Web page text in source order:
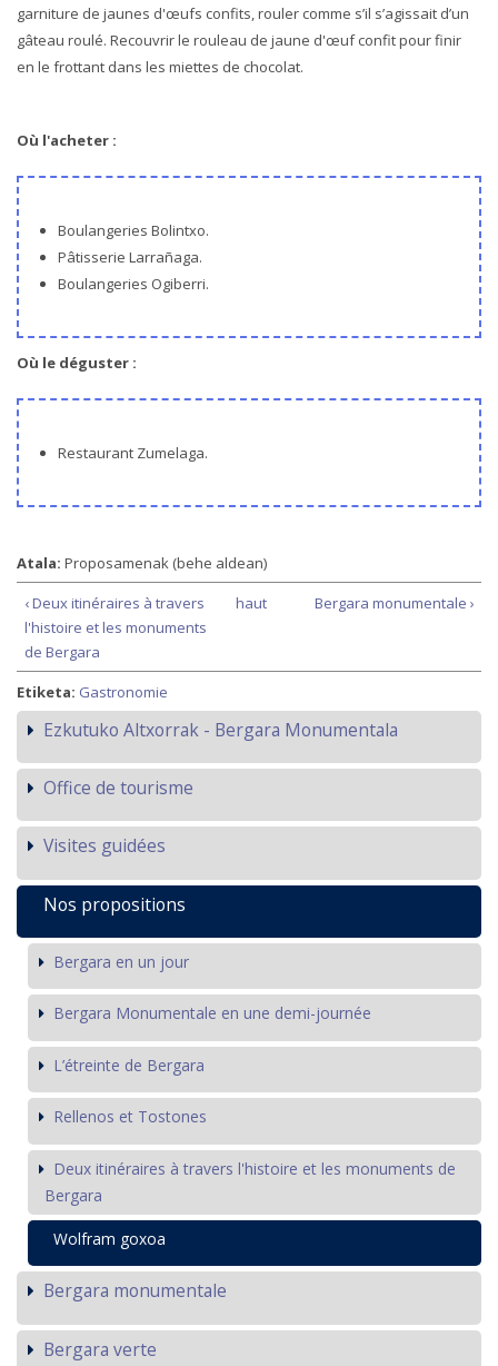
garniture de jaunes d'œufs confits, rouler comme s’il s’agissait d’un
gâteau roulé. Recouvrir le rouleau de jaune d'œuf confit pour finir
en le frottant dans les miettes de chocolat.
Où l'acheter :
Boulangeries Bolintxo.
Pâtisserie Larrañaga.
Boulangeries Ogiberri.
Où le déguster :
Restaurant Zumelaga.
Atala: Proposamenak (behe aldean)
‹ Deux itinéraires à travers
l'histoire et les monuments
de Bergara
haut Bergara monumentale ›
Etiketa: Gastronomie
Ezkutuko Altxorrak - Bergara Monumentala
Office de tourisme
Visites guidées
Nos propositions
Bergara en un jour
Bergara Monumentale en une demi-journée
L’étreinte de Bergara
Rellenos et Tostones
Deux itinéraires à travers l'histoire et les monuments de
Bergara
Wolfram goxoa
Bergara monumentale
Bergara verte